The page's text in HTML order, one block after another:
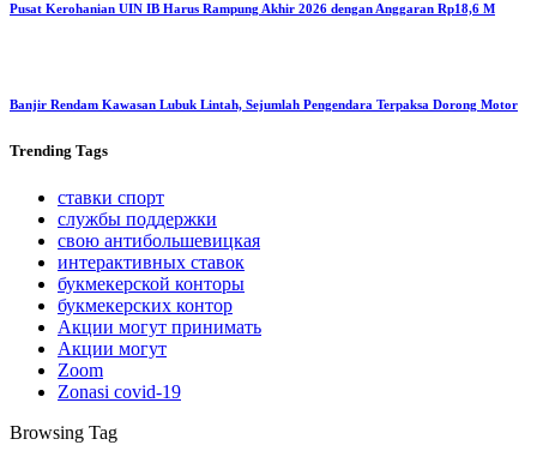
Pusat Kerohanian UIN IB Harus Rampung Akhir 2026 dengan Anggaran Rp18,6 M
Banjir Rendam Kawasan Lubuk Lintah, Sejumlah Pengendara Terpaksa Dorong Motor
Trending Tags
ставки спорт
службы поддержки
свою антибольшевицкая
интерактивных ставок
букмекерской конторы
букмекерских контор
Акции могут принимать
Акции могут
Zoom
Zonasi covid-19
Browsing Tag